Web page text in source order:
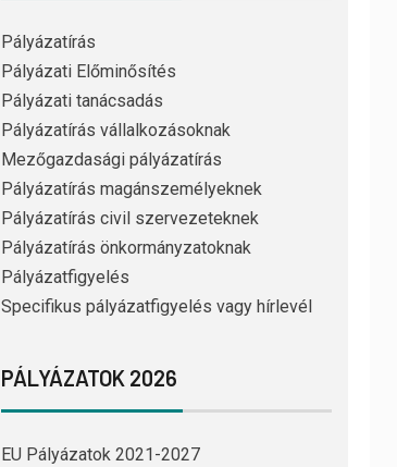
Pályázatírás
Pályázati Előminősítés
Pályázati tanácsadás
Pályázatírás vállalkozásoknak
Mezőgazdasági pályázatírás
Pályázatírás magánszemélyeknek
Pályázatírás civil szervezeteknek
Pályázatírás önkormányzatoknak
Pályázatfigyelés
Specifikus pályázatfigyelés vagy hírlevél
PÁLYÁZATOK 2026
EU Pályázatok 2021-2027